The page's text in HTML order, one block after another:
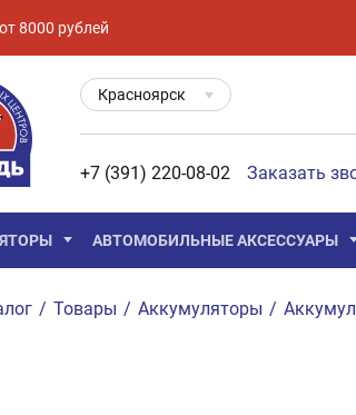
8000 рублей
Красноярск
+7 (391) 220-08-02 Заказать
АВТОМОБИЛЬНЫЕ АКСЕССУАРЫ
/ Товары / Аккумуляторы /